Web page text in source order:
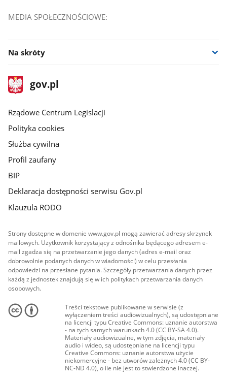
MEDIA SPOŁECZNOŚCIOWE:
Na skróty
stopka
gov.plStrona
gov.pl
Rządowe Centrum Legislacji
Polityka cookies
Służba cywilna
Profil zaufany
BIP
Deklaracja dostępności serwisu Gov.pl
Klauzula RODO
Strony dostępne w domenie www.gov.pl mogą zawierać adresy skrzynek
mailowych. Użytkownik korzystający z odnośnika będącego adresem e-
mail zgadza się na przetwarzanie jego danych (adres e-mail oraz
dobrowolnie podanych danych w wiadomości) w celu przesłania
odpowiedzi na przesłane pytania. Szczegóły przetwarzania danych przez
każdą z jednostek znajdują się w ich politykach przetwarzania danych
osobowych.
Treści tekstowe publikowane w serwisie (z
wyłączeniem treści audiowizualnych), są udostępniane
na licencji typu Creative Commons: uznanie autorstwa
- na tych samych warunkach 4.0 (CC BY-SA 4.0).
Materiały audiowizualne, w tym zdjęcia, materiały
audio i wideo, są udostępniane na licencji typu
Creative Commons: uznanie autorstwa użycie
niekomercyjne - bez utworów zależnych 4.0 (CC BY-
NC-ND 4.0), o ile nie jest to stwierdzone inaczej.